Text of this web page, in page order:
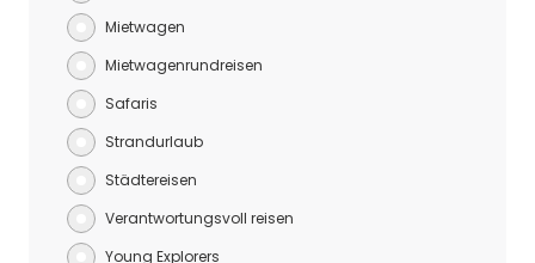
Mietwagen
Mietwagenrundreisen
Safaris
Strandurlaub
Städtereisen
Verantwortungsvoll reisen
Young Explorers